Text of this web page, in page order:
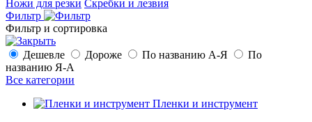
Ножи для резки Скребки и лезвия
Фильтр
Фильтр и сортировка
Дешевле Дороже По названию А-Я
По
названию Я-А
Все категории
Пленки и инструмент